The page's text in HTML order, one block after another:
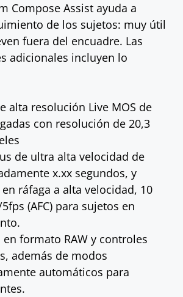
Compose Assist ayuda a
de los sujetos: muy útil
fuera del encuadre. Las
adicionales incluyen lo
alta resolución Live MOS de
con resolución de 20,3
de ultra alta velocidad de
x.xx segundos, y
ráfaga a alta velocidad, 10
5fps (AFC) para sujetos en
en formato RAW y controles
además de modos
automáticos para